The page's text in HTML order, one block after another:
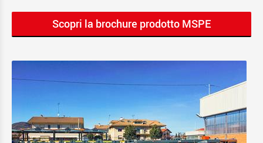
Scopri la brochure prodotto MSPE